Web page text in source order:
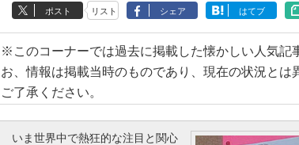
ポスト リスト シェア はてブ
※このコーナーでは過去に掲載した懐かしい人気記
お、情報は掲載当時のものであり、現在の状況とは
ご了承ください。
いま世界中で熱狂的な注目と関心